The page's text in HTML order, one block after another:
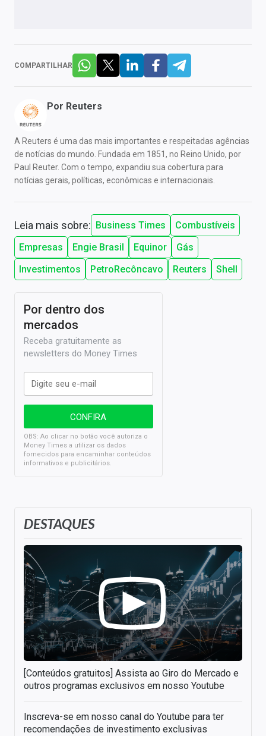
COMPARTILHAR
Por Reuters
A Reuters é uma das mais importantes e respeitadas agências
de notícias do mundo. Fundada em 1851, no Reino Unido, por
Paul Reuter. Com o tempo, expandiu sua cobertura para
notícias gerais, políticas, econômicas e internacionais.
Leia mais sobre: Business Times
Combustíveis
Empresas
Engie Brasil Equinor
Gás
Investimentos
PetroRecôncavo Reuters Shell
DESTAQUES
[Conteúdos gratuitos] Assista ao Giro do Mercado e
outros programas exclusivos em nosso Youtube
Inscreva-se em nosso canal do Youtube para ter
recomendações de investimento exclusivas
Por dentro dos
mercados
Receba gratuitamente as
newsletters do Money Times
OBS: Ao clicar no botão você autoriza o
Money Times a utilizar os dados
fornecidos para encaminhar conteúdos
informativos e publicitários.